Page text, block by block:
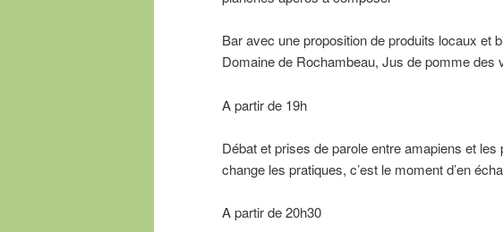
Bar avec une proposition de produits locaux et
Domaine de Rochambeau, Jus de pomme
A partir de 19h
Débat et prises de parole entre amapiens et
change les pratiques, c’est le moment d’en
A partir de 20h30